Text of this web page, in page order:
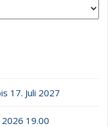
17. Juli 2027
2026 19.00